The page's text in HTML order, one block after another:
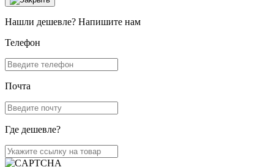
Нашли дешевле? Напишите нам
Телефон
Почта
Где дешевле?